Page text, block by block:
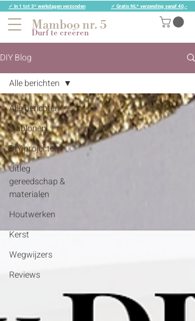
✓ In 1 tot 3* werkdagen verzonden ✓ Gratis NL* verzending vanaf 40,-
Mamboo nr. 5
Durf te creëren
DIY Blog
Alle berichten
Sjablonen
DIY projecten
Uitleg
gereedschap &
materialen
Houtwerken
Kerst
Wegwijzers
Reviews
Alle berichten